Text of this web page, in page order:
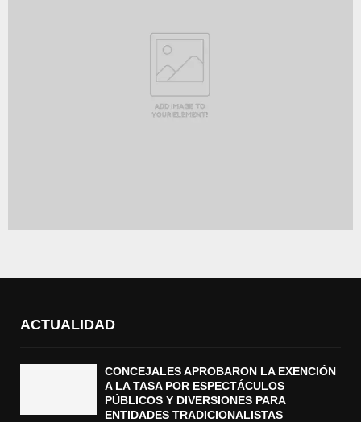
ACTUALIDAD
CONCEJALES APROBARON LA EXENCIÓN
A LA TASA POR ESPECTÁCULOS
PÚBLICOS Y DIVERSIONES PARA
ENTIDADES TRADICIONALISTAS